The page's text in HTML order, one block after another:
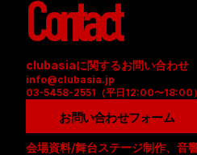
Contact
clubasiaに関するお問い合わせ
info@clubasia.jp
03-5458-2551（平日12:00〜18:00）
お問い合わせフォーム
会場資料/舞台ステージ制作、音